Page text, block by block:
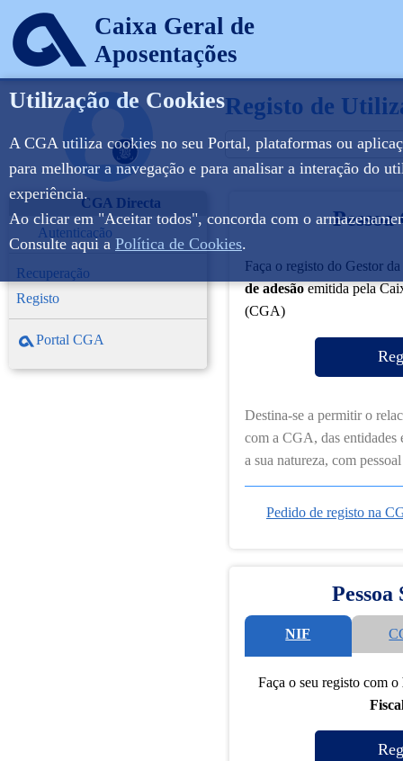
Utilização de Cookies
A CGA utiliza cookies no seu Portal, plataformas ou
para melhorar a navegação e para analisar a interação do
experiência.
Ao clicar em "Aceitar todos", concorda com o
Consulte aqui a Política de Cookies.
Caixa Geral de
Aposentações
CGA Directa
Autenticação
Recuperação
Registo
Portal CGA
Registo de
Faça o registo do Gestor
de adesãoemitida pela
(CGA)
Destina-se a permitir o
com a CGA, das entidades
a sua natureza, com
Pedido de registo na
NIF
Faça o seu registo com o